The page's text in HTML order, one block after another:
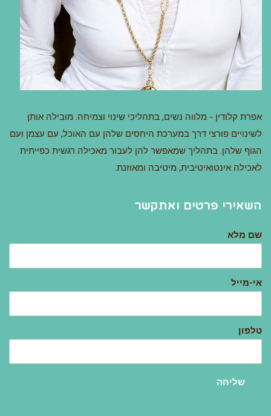
אפרת קלודין - מלווה נשים, בתהליכי שינוי וצמיחה. מובילה אותן
לשינויים פורצי דרך במערכת היחסים שלהן עם האוכל, עם עצמן ועם
הגוף שלהן. בתהליך שמאפשר להן לעבור מאכילה רגשית כפייתית
לאכילה אינטואיטיבית, מיטיבה ומאוזנת.
השאירי פרטים ואתקשר
שם מלא
אי-מייל
טלפון
שליחה